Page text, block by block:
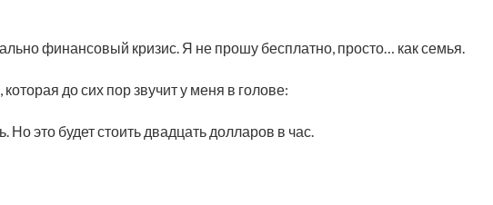
финансовый кризис. Я не прошу бесплатно, просто… как семья.
до сих пор звучит у меня в голове:
это будет стоить двадцать долларов в час.